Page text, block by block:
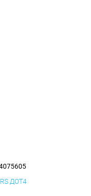
ДОТ4